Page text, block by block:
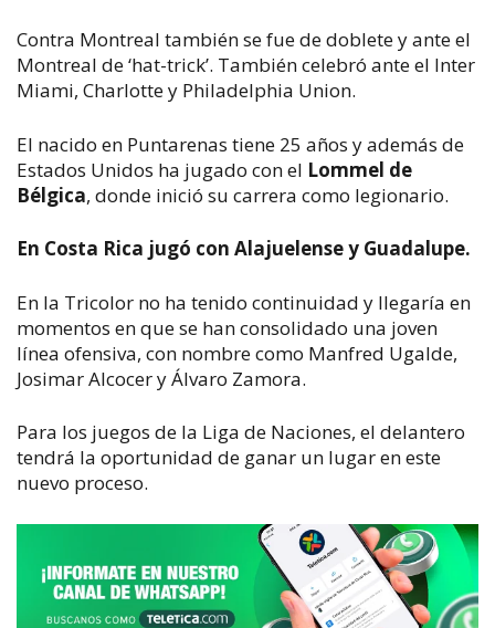
Contra Montreal también se fue de doblete y ante el
Montreal de ‘hat-trick’. También celebró ante el Inter
Miami, Charlotte y Philadelphia Union.
El nacido en Puntarenas tiene 25 años y además de
Estados Unidos ha jugado con el Lommel de
Bélgica, donde inició su carrera como legionario.
En Costa Rica jugó con Alajuelense y Guadalupe.
En la Tricolor no ha tenido continuidad y llegaría en
momentos en que se han consolidado una joven
línea ofensiva, con nombre como Manfred Ugalde,
Josimar Alcocer y Álvaro Zamora.
Para los juegos de la Liga de Naciones, el delantero
tendrá la oportunidad de ganar un lugar en este
nuevo proceso.